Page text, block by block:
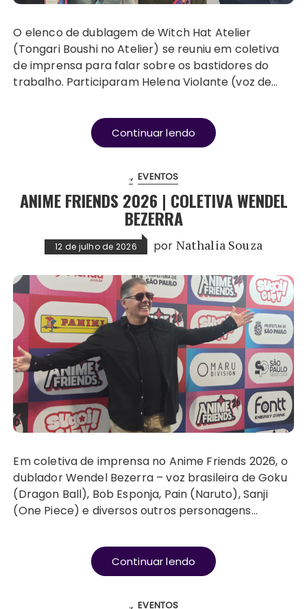
O elenco de dublagem de Witch Hat Atelier
(Tongari Boushi no Atelier) se reuniu em coletiva
de imprensa para falar sobre os bastidores do
trabalho. Participaram Helena Violante (voz de…
Continuar lendo
. EVENTOS
ANIME FRIENDS 2026 | COLETIVA WENDEL
BEZERRA
12 de julho de 2026 por Nathalia Souza
Em coletiva de imprensa no Anime Friends 2026, o
dublador Wendel Bezerra – voz brasileira de Goku
(Dragon Ball), Bob Esponja, Pain (Naruto), Sanji
(One Piece) e diversos outros personagens…
Continuar lendo
. EVENTOS